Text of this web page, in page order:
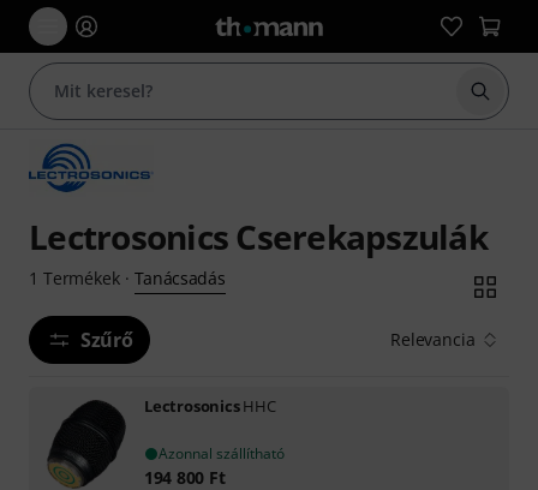
Lectrosonics Cserekapszulák
1 Termékek· Tanácsadás
Szűrő Relevancia
LectrosonicsHHC
Azonnal szállítható
194 800 Ft